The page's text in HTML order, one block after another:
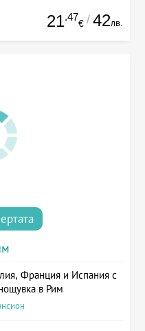
21.47
€ / 42лв.
Франция и Испания с
в Рим